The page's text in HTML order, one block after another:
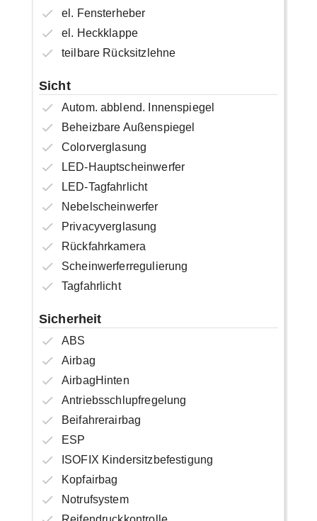
el. Fensterheber
el. Heckklappe
teilbare Rücksitzlehne
Sicht
Autom. abblend. Innenspiegel
Beheizbare Außenspiegel
Colorverglasung
LED-Hauptscheinwerfer
LED-Tagfahrlicht
Nebelscheinwerfer
Privacyverglasung
Rückfahrkamera
Scheinwerferregulierung
Tagfahrlicht
Sicherheit
ABS
Airbag
AirbagHinten
Antriebsschlupfregelung
Beifahrerairbag
ESP
ISOFIX Kindersitzbefestigung
Kopfairbag
Notrufsystem